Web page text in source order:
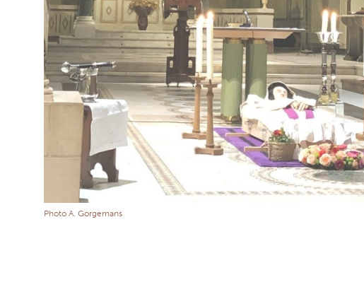
Photo A. Gorgemans